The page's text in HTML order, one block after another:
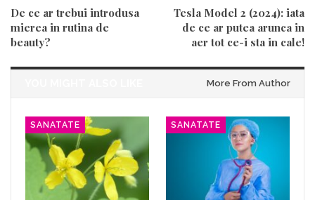
De ce ar trebui introdusa
mierea in rutina de
beauty?
Tesla Model 2 (2024): iata
de ce ar putea arunca in
aer tot ce-i sta in cale!
More From Author
SANATATE SANATATE